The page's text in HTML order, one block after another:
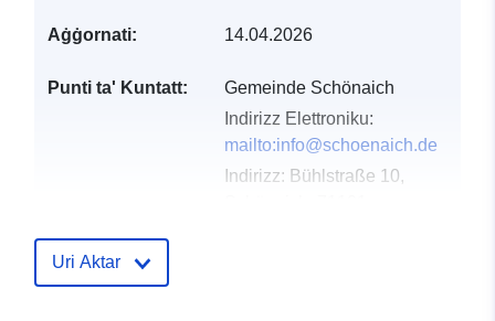
Aġġornati: 14.04.2026
Punti ta' Kuntatt:
Gemeinde Schönaich
Indirizz Elettroniku:
mailto:info@schoenaich.de
Indirizz: Bühlstraße 10,
Uri Aktar